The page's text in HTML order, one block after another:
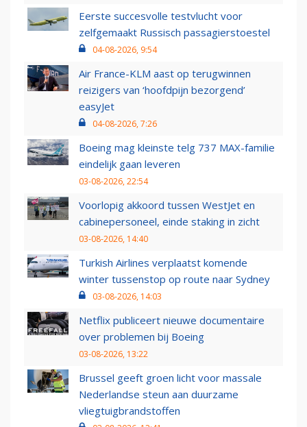
Eerste succesvolle testvlucht voor
zelfgemaakt Russisch passagierstoestel
04-08-2026, 9:54
Air France-KLM aast op terugwinnen
reizigers van ‘hoofdpijn bezorgend’
easyJet
04-08-2026, 7:26
Boeing mag kleinste telg 737 MAX-familie
eindelijk gaan leveren
03-08-2026, 22:54
Voorlopig akkoord tussen WestJet en
cabinepersoneel, einde staking in zicht
03-08-2026, 14:40
Turkish Airlines verplaatst komende
winter tussenstop op route naar Sydney
03-08-2026, 14:03
Netflix publiceert nieuwe documentaire
over problemen bij Boeing
03-08-2026, 13:22
Brussel geeft groen licht voor massale
Nederlandse steun aan duurzame
vliegtuigbrandstoffen